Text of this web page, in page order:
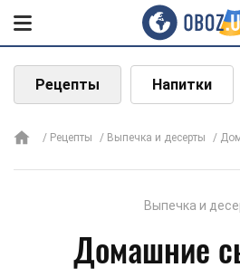
Рецепты Напитки
Рецепты Выпечка и десерты
Выпечка и
Домашние